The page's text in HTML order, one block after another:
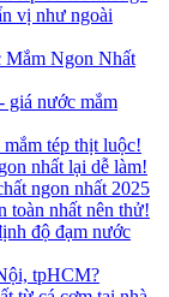
vị như ngoài
Mắm Ngon Nhất
giá nước mắm
tép thịt luộc!
nhất lại dễ làm!
ngon nhất 2025
toàn nhất nên thử!
độ đạm nước
tpHCM?